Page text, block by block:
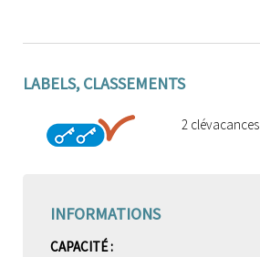
LABELS, CLASSEMENTS
2 clévacances
INFORMATIONS
CAPACITÉ: